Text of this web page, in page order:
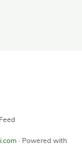
· Powered with